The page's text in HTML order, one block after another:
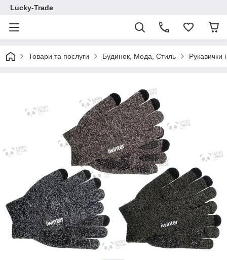
Lucky-Trade
Товари та послуги Будинок, Мода, Стиль Рукавички